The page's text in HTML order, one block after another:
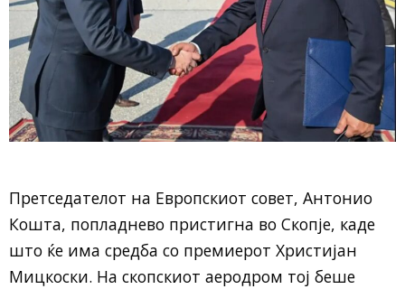
Претседателот на Европскиот совет, Антонио
Кошта, попладнево пристигна во Скопје, каде
што ќе има средба со премиерот Христијан
Мицкоски. На скопскиот аеродром тој беше